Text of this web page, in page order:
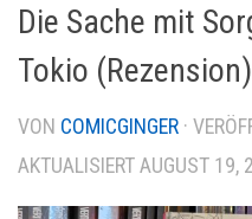
Die Sache mit
Tokio (Rezension)
VON COMICGINGER ·
AKTUALISIERTAUGUST 19,